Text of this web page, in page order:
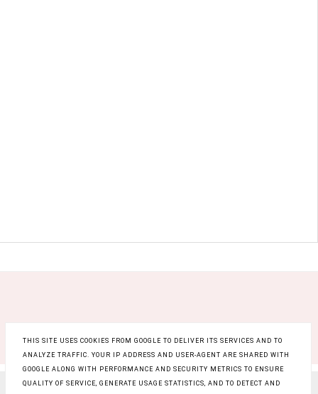
THIS SITE USES COOKIES FROM GOOGLE TO DELIVER ITS SERVICES AND TO
ANALYZE TRAFFIC. YOUR IP ADDRESS AND USER-AGENT ARE SHARED WITH
GOOGLE ALONG WITH PERFORMANCE AND SECURITY METRICS TO ENSURE
QUALITY OF SERVICE, GENERATE USAGE STATISTICS, AND TO DETECT AND